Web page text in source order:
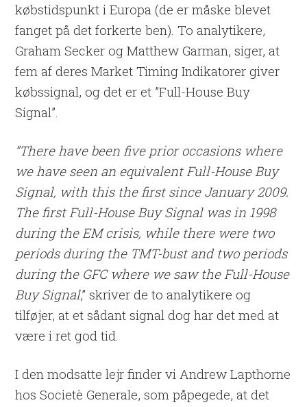
købstidspunkt i Europa (de er måske blevet
fanget på det forkerte ben). To analytikere,
Graham Secker og Matthew Garman, siger, at
fem af deres Market Timing Indikatorer giver
købssignal, og det er et ”Full-House Buy
Signal”.
”There have been five prior occasions where
we have seen an equivalent Full-House Buy
Signal, with this the first since January 2009.
The first Full-House Buy Signal was in 1998
during the EM crisis, while there were two
periods during the TMT-bust and two periods
during the GFC where we saw the Full-House
Buy Signal,” skriver de to analytikere og
tilføjer, at et sådant signal dog har det med at
være i ret god tid.
I den modsatte lejr finder vi Andrew Lapthorne
hos Societè Generale, som påpegede, at det